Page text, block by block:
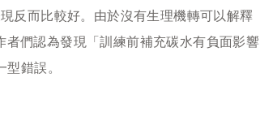
反而比較好。由於沒有生理機轉可以解釋
們認為發現「訓練前補充碳水有負面影響
錯誤。​​